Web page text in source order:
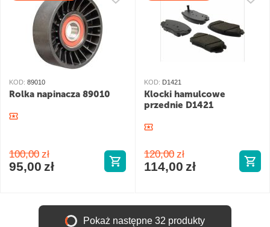
KOD: 89010
Rolka napinacza 89010
100,00 zł
95,00 zł
KOD: D1421
Klocki hamulcowe
przednie D1421
120,00 zł
114,00 zł
Pokaż następne 32 produkty